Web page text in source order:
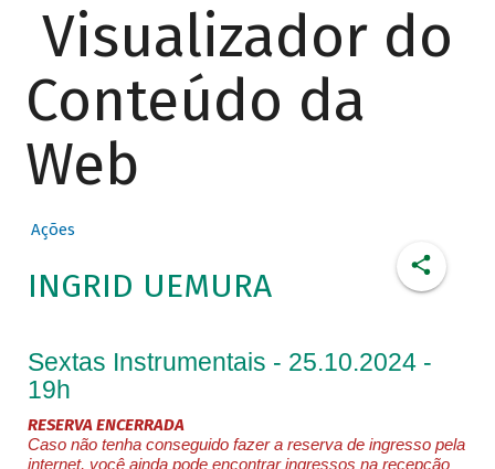
Visualizador do
Conteúdo da
Web
Ações
INGRID UEMURA
Sextas Instrumentais - 25.10.2024 -
19h
RESERVA ENCERRADA
Caso não tenha conseguido fazer a reserva de ingresso pela
internet, você ainda pode encontrar ingressos na recepção